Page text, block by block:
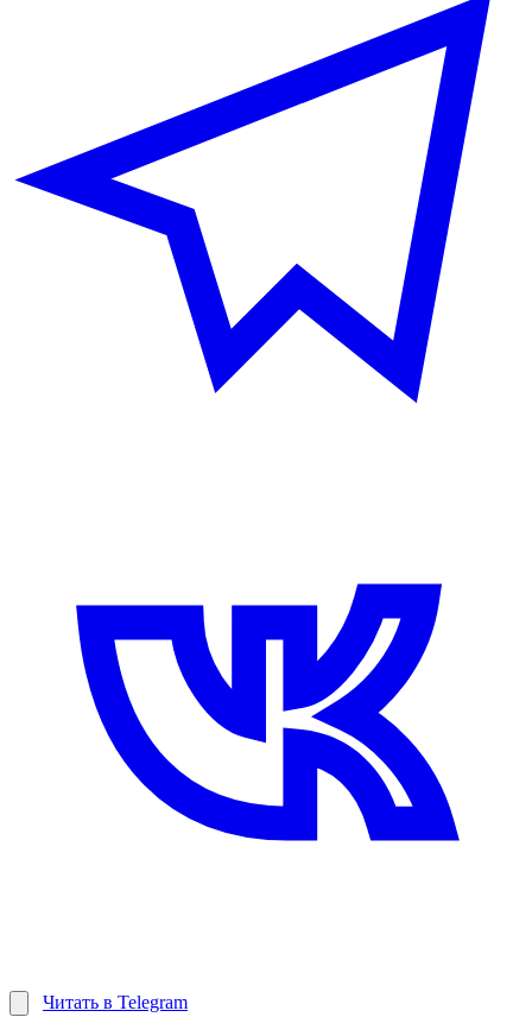
Читать в Telegram